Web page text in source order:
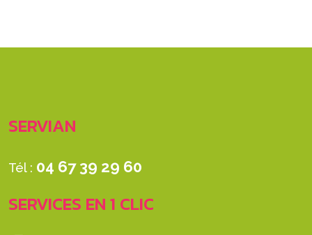
SERVIAN
Tél : 04 67 39 29 60
SERVICES EN 1 CLIC